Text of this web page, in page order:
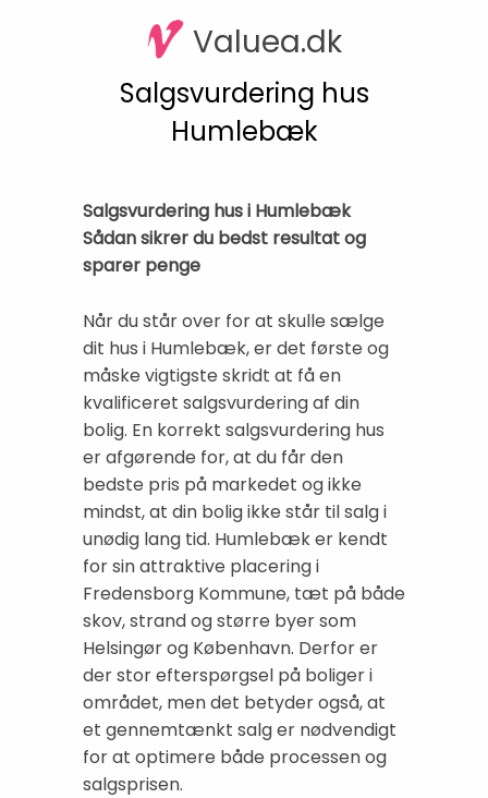
Valuea.dk
Salgsvurdering hus
Humlebæk
Salgsvurdering hus i Humlebæk
Sådan sikrer du bedst resultat og
sparer penge
Når du står over for at skulle sælge
dit hus i Humlebæk, er det første og
måske vigtigste skridt at få en
kvalificeret salgsvurdering af din
bolig. En korrekt salgsvurdering hus
er afgørende for, at du får den
bedste pris på markedet og ikke
mindst, at din bolig ikke står til salg i
unødig lang tid. Humlebæk er kendt
for sin attraktive placering i
Fredensborg Kommune, tæt på både
skov, strand og større byer som
Helsingør og København. Derfor er
der stor efterspørgsel på boliger i
området, men det betyder også, at
et gennemtænkt salg er nødvendigt
for at optimere både processen og
salgsprisen.